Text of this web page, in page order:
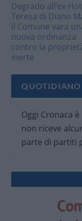
Degrado all’ex
Teresa di Diano
il Comune vara
nuova ordinanza
contro la
inerte
Oggi Cronaca
non riceve
parte di partiti